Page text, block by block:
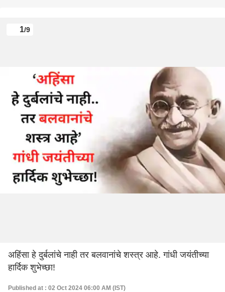
1/9
अहिंसा हे दुर्बलांचे नाही तर बलवानांचे शस्त्र आहे. गांधी जयंतीच्या
हार्दिक शुभेच्छा!
Published at : 02 Oct 2024 06:00 AM (IST)